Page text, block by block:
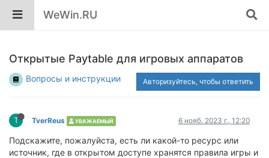
WeWin.RU
Открытые Paytable для игровых аппаратов
Вопросы и инструкции Авторизуйтесь, чтобы ответить
T TverReus УВАЖАЕМЫЙ 6 нояб. 2023 г., 12:20
Подскажите, пожалуйста, есть ли какой-то ресурс или
источник, где в открытом доступе хранятся правила игры и